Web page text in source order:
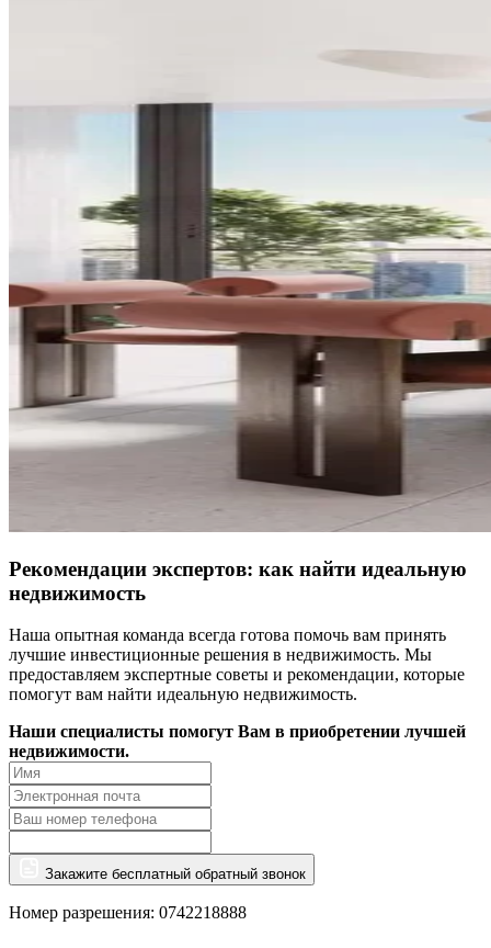
Рекомендации экспертов: как найти идеальную
недвижимость
Наша опытная команда всегда готова помочь вам принять
лучшие инвестиционные решения в недвижимость. Мы
предоставляем экспертные советы и рекомендации, которые
помогут вам найти идеальную недвижимость.
Наши специалисты помогут Вам в приобретении лучшей
недвижимости.
Закажите бесплатный обратный звонок
Номер разрешения: 0742218888